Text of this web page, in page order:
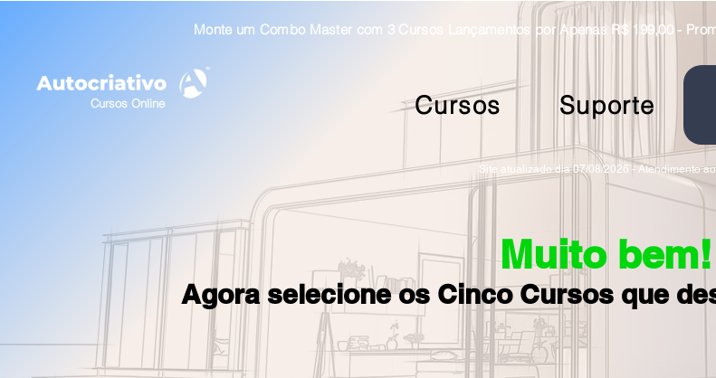
Monte um Combo Master com 3 Cursos Lançamentos por Apenas R$ 199,00 -
Cursos Online Cursos Suporte
Muito bem!
Agora selecione os Cinco Cursos que
Site atualizado dia 07/08/2026 - Atendimento